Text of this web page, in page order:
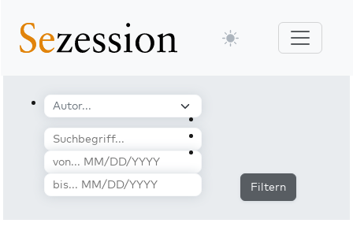
Filtern